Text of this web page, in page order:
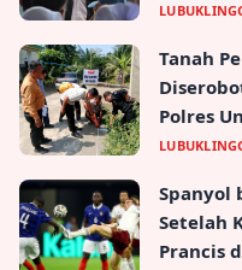
Tanah
Polres
Spanyol
Setelah
Prancis